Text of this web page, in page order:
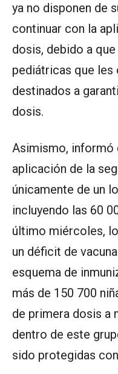
ya no disponen de
continuar con la
dosis, debido a
pediátricas que les
destinados a
dosis.
Asimismo, informó
aplicación de la
únicamente de un
incluyendo las 60
último miércoles,
un déficit de
esquema de
más de 150 700
de primera dosis a
dentro de este
sido protegidas